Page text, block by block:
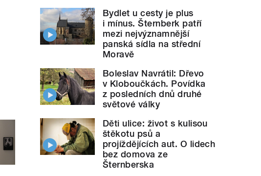
Bydlet u cesty je plus
i mínus. Šternberk patří
mezi nejvýznamnější
panská sídla na střední
Moravě
Boleslav Navrátil: Dřevo
v Kloboučkách. Povídka
z posledních dnů druhé
světové války
Děti ulice: život s kulisou
štěkotu psů a
projíždějících aut. O lidech
bez domova ze
Šternberska